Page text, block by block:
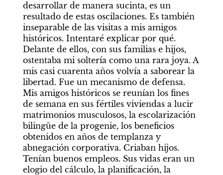
desarrollar de manera sucinta, es un
resultado de estas oscilaciones. Es también
inseparable de las visitas a mis amigos
históricos. Intentaré explicar por qué.
Delante de ellos, con sus familias e hijos,
ostentaba mi soltería como una rara joya. A
mis casi cuarenta años volvía a saborear la
libertad. Fue un mecanismo de defensa.
Mis amigos históricos se reunían los fines
de semana en sus fértiles viviendas a lucir
matrimonios musculosos, la escolarización
bilingüe de la progenie, los beneficios
obtenidos en años de templanza y
abnegación corporativa. Criaban hijos.
Tenían buenos empleos. Sus vidas eran un
elogio del cálculo, la planificación, la